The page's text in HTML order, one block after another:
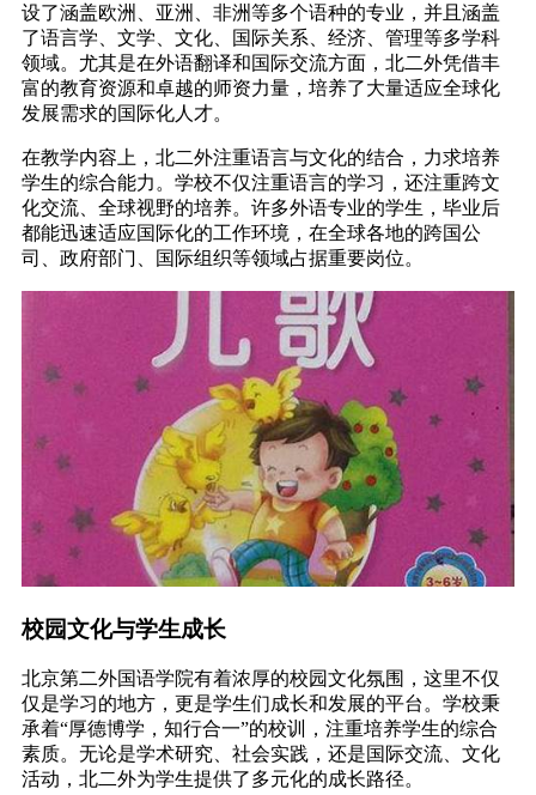
设了涵盖欧洲、亚洲、非洲等多个语种的专业，并且涵盖
了语言学、文学、文化、国际关系、经济、管理等多学科
领域。尤其是在外语翻译和国际交流方面，北二外凭借丰
富的教育资源和卓越的师资力量，培养了大量适应全球化
发展需求的国际化人才。
在教学内容上，北二外注重语言与文化的结合，力求培养
学生的综合能力。学校不仅注重语言的学习，还注重跨文
化交流、全球视野的培养。许多外语专业的学生，毕业后
都能迅速适应国际化的工作环境，在全球各地的跨国公
司、政府部门、国际组织等领域占据重要岗位。
校园文化与学生成长
北京第二外国语学院有着浓厚的校园文化氛围，这里不仅
仅是学习的地方，更是学生们成长和发展的平台。学校秉
承着“厚德博学，知行合一”的校训，注重培养学生的综合
素质。无论是学术研究、社会实践，还是国际交流、文化
活动，北二外为学生提供了多元化的成长路径。